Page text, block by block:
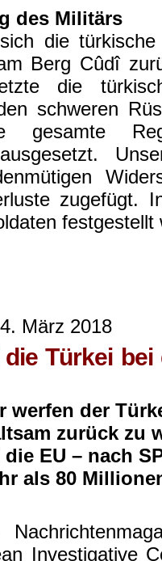
des Militärs
die türkische
Berg Cûdî
die
schweren
gesamte
zugefügt.
festgestellt
März 2018
Türkei
werfen der
zurück zu
EU – nach
als 80
Investigative